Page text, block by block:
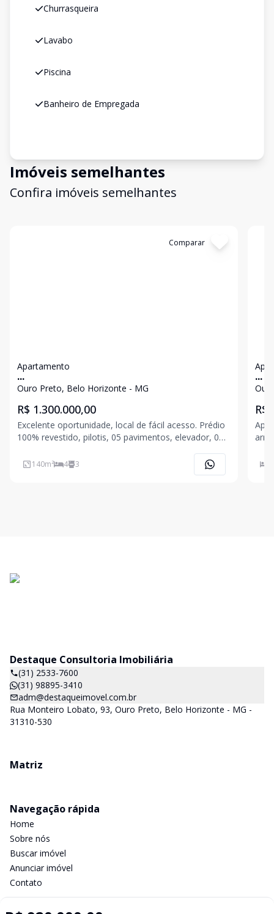
Churrasqueira
Lavabo
Piscina
Banheiro de Empregada
Imóveis semelhantes
Confira imóveis semelhantes
Comparar
Apartamento
...
Ouro Preto, Belo Horizonte - MG
R$ 1.300.000,00
Excelente oportunidade, local de fácil acesso. Prédio
100% revestido, pilotis, 05 pavimentos, elevador, 02
canalizado, aquecimento solar , janelas de alumínio
em bronze com cortina de vidro, 03 vagas de garag
140m² 4 3
...
R$
Destaque Consultoria Imobiliária
(31) 2533-7600
(31) 98895-3410
adm@destaqueimovel.com.br
Rua Monteiro Lobato, 93, Ouro Preto, Belo Horizonte - MG -
31310-530
Matriz
Navegação rápida
Home
Sobre nós
Buscar imóvel
Anunciar imóvel
Contato